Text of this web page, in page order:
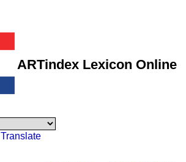
ARTindex Lexicon Online
Translate